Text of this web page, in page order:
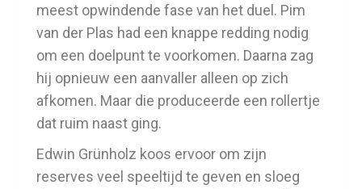
meest opwindende fase van het duel. Pim
van der Plas had een knappe redding nodig
om een doelpunt te voorkomen. Daarna zag
hij opnieuw een aanvaller alleen op zich
afkomen. Maar die produceerde een rollertje
dat ruim naast ging.
Edwin Grünholz koos ervoor om zijn
reserves veel speeltijd te geven en sloeg